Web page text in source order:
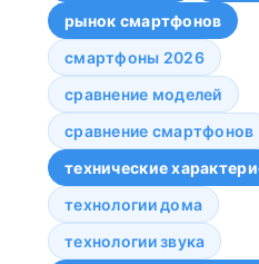
рынок смартфонов
смартфоны 2026
сравнение моделей
сравнение смартфонов
технические
технологии дома
технологии звука